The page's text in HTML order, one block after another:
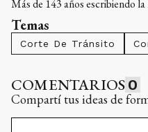
Más de 143 años escribiendo
Temas
Corte De Tránsito
COMENTARIOS 0
Compartí tus ideas de